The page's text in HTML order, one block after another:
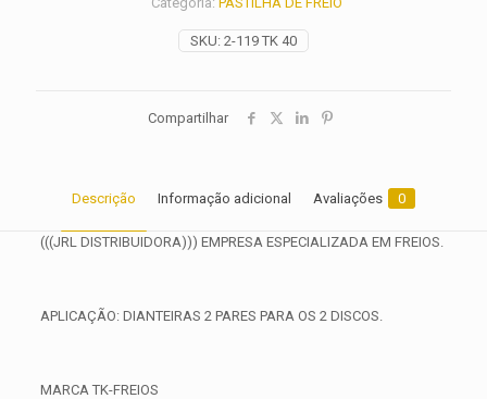
SKU: 2-119 TK 40
Compartilhar
Descrição Informação adicional Avaliações 0
(((JRL DISTRIBUIDORA))) EMPRESA ESPECIALIZADA EM FREIOS.
APLICAÇÃO: DIANTEIRAS 2 PARES PARA OS 2 DISCOS.
MARCA TK-FREIOS